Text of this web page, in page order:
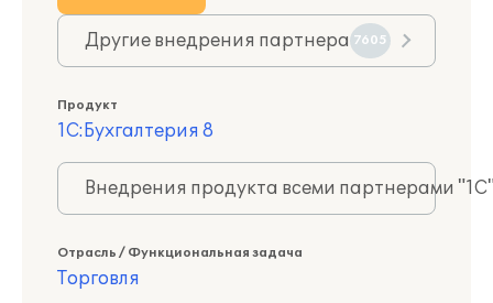
Другие внедрения партнера 7605
Продукт
1С:Бухгалтерия 8
Внедрения продукта всеми партнерами
Отрасль / Функциональная задача
Торговля